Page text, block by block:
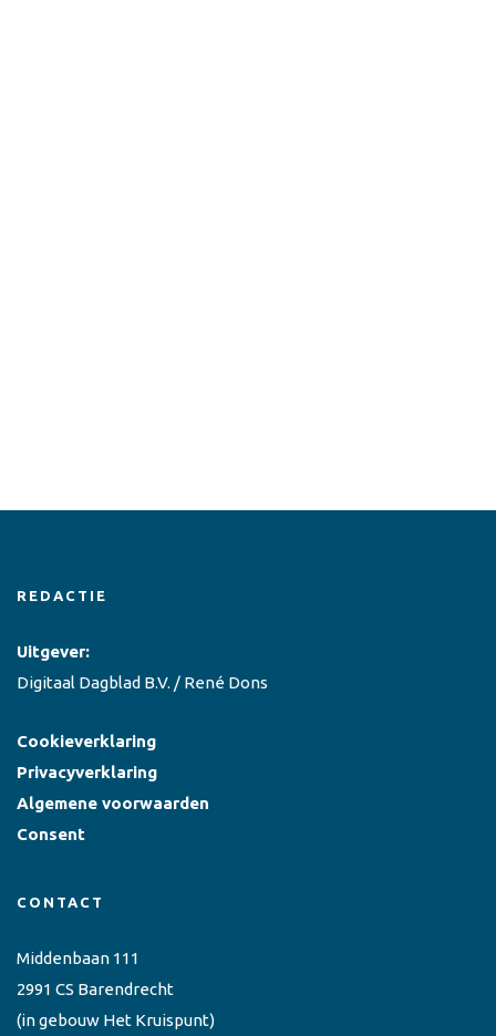
REDACTIE
Uitgever:
Digitaal Dagblad B.V. / René Dons
Cookieverklaring
Privacyverklaring
Algemene voorwaarden
Consent
CONTACT
Middenbaan 111
2991 CS Barendrecht
(in gebouw Het Kruispunt)